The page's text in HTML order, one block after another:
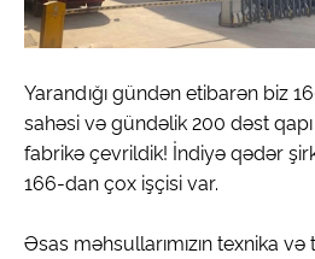
Yarandığı gündən etibarən biz
sahəsi və gündəlik 200 dəst
fabrikə çevrildik! İndiyə qədər
166-dan çox işçisi var.
Əsas məhsullarımızın texnika